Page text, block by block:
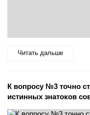
Читать дальше
К вопросу №3 точно
истинных знатоков